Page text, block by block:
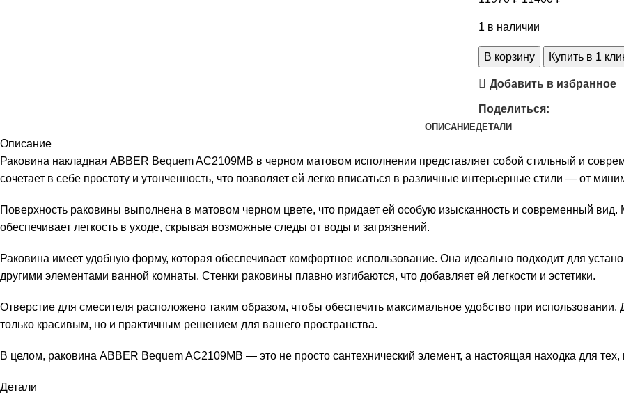
1 в наличии
В корзину Купить в 1
Добавить в избранное
Поделиться:
ОПИСАНИЕДЕТАЛИ
Описание
Раковина накладная ABBER Bequem AC2109MB в черном матовом исполнении представляет собой стильный и
сочетает в себе простоту и утонченность, что позволяет ей легко вписаться в различные интерьерные стили — от
Поверхность раковины выполнена в матовом черном цвете, что придает ей особую изысканность и современный вид.
обеспечивает легкость в уходе, скрывая возможные следы от воды и загрязнений.
Раковина имеет удобную форму, которая обеспечивает комфортное использование. Она идеально подходит для
другими элементами ванной комнаты. Стенки раковины плавно изгибаются, что добавляет ей легкости и эстетики.
Отверстие для смесителя расположено таким образом, чтобы обеспечить максимальное удобство при
только красивым, но и практичным решением для вашего пространства.
В целом, раковина ABBER Bequem AC2109MB — это не просто сантехнический элемент, а настоящая находка для тех,
Детали